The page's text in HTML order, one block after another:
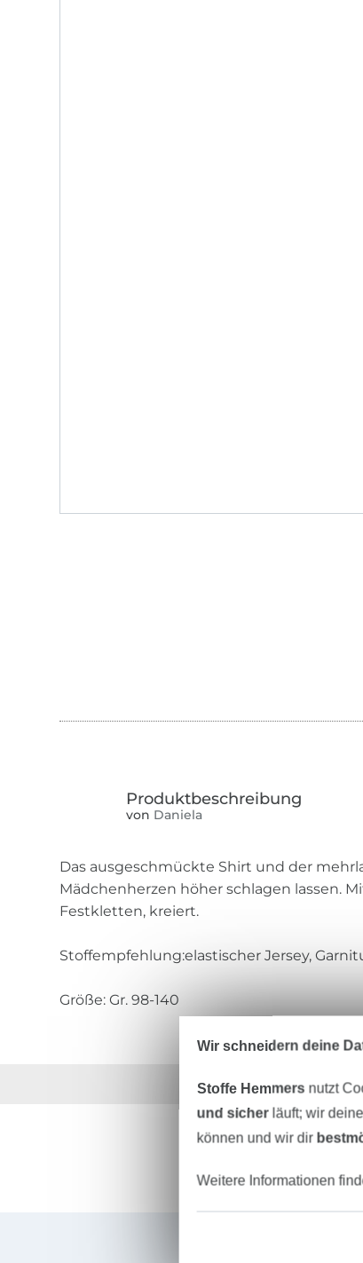
von Daniela
Das ausgeschmückte Shirt und der
Mädchenherzen höher schlagen lassen.
Festkletten, kreiert.
Stoffempfehlung:elastischer Jersey,
Größe: Gr. 98-140
Über 1.8
Wir schneidern deine
Stoffe Hemmers nutzt
und sicherläuft; wir
können und wir dir
Weitere Informationen